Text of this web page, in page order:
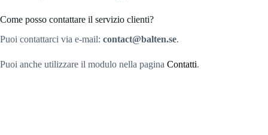
Come posso contattare il servizio clienti?
Puoi contattarci via e-mail: contact@balten.se.
Puoi anche utilizzare il modulo nella pagina Contatti.